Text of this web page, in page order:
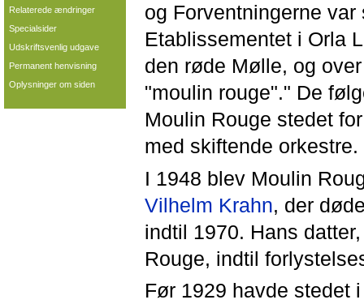
og Forventningerne var
Etablissementet i Orla
den røde Mølle, og
"moulin rouge"." De
Moulin Rouge stedet
med skiftende orkestre.
I 1948 blev Moulin
Vilhelm Krahn, der
indtil 1970. Hans
Rouge, indtil
Før 1929 havde stedet
Relaterede ændringer
Specialsider
Udskriftsvenlig udgave
Permanent henvisning
Oplysninger om siden